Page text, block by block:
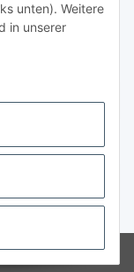
unten). Weitere
in unserer
Ihrer
widerruflich
per E-Mail zu.
Abonnieren